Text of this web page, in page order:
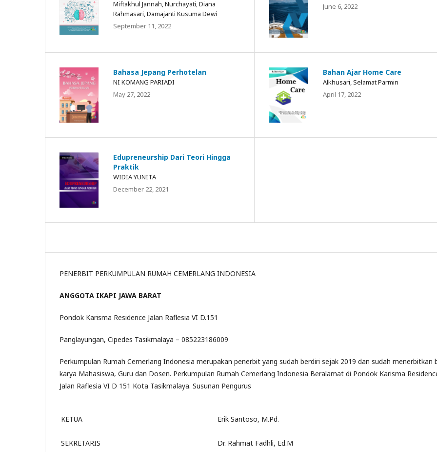
Miftakhul Jannah, Nurchayati, Diana
Rahmasari, Damajanti Kusuma Dewi
September 11, 2022
June 6, 2022
Bahasa Jepang Perhotelan
NI KOMANG PARIADI
May 27, 2022
Bahan Ajar Home Care
Alkhusari, Selamat Parmin
April 17, 2022
Edupreneurship Dari Teori Hingga
Praktik
WIDIA YUNITA
December 22, 2021
PENERBIT PERKUMPULAN RUMAH CEMERLANG INDONESIA
ANGGOTA IKAPI JAWA BARAT
Pondok Karisma Residence Jalan Raflesia VI D.151
Panglayungan, Cipedes Tasikmalaya – 085223186009
Perkumpulan Rumah Cemerlang Indonesia merupakan penerbit yang sudah berdiri sejak 2019 dan sudah menerbitkan
karya Mahasiswa, Guru dan Dosen. Perkumpulan Rumah Cemerlang Indonesia Beralamat di Pondok Karisma
Jalan Raflesia VI D 151 Kota Tasikmalaya. Susunan Pengurus
KETUA Erik Santoso, M.Pd.
SEKRETARIS Dr. Rahmat Fadhli, Ed.M